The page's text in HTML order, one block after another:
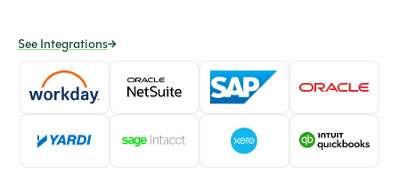
See Integrations